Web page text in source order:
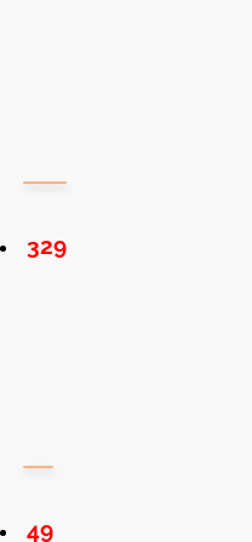
329
49